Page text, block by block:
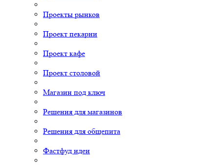
Проекты рынков
Проект пекарни
Проект кафе
Проект столовой
Магазин под ключ
Решения для магазинов
Решения для общепита
Фастфуд идеи